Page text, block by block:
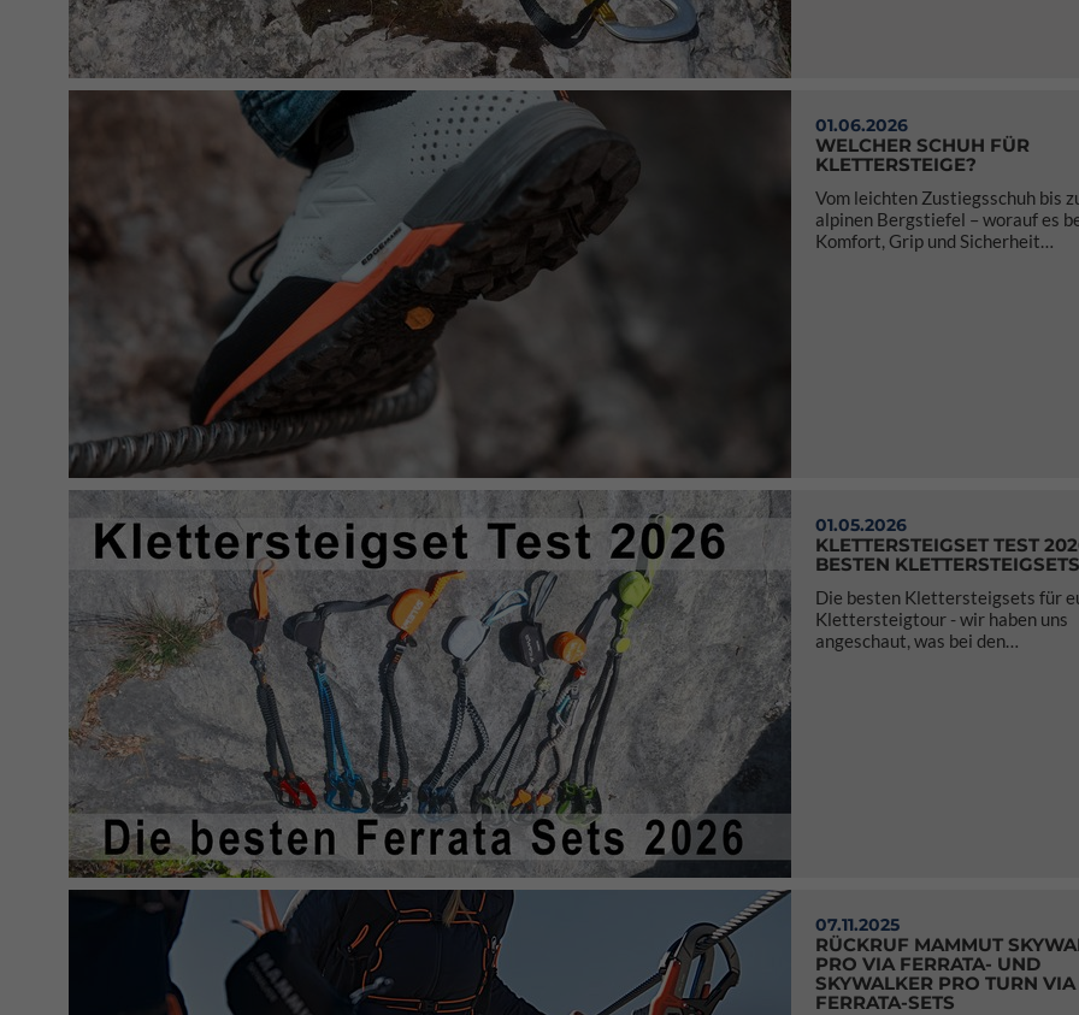
01.06.2026
WELCHER SCHUH FÜR
KLETTERSTEIGE?
Vom leichten Zustiegsschuh bis
alpinen Bergstiefel – worauf es
Komfort, Grip und Sicherheit…
01.05.2026
KLETTERSTEIGSET TEST
BESTEN KLETTERSTEIGSETS
Die besten Klettersteigsets für
Klettersteigtour - wir haben uns
angeschaut, was bei den…
07.11.2025
RÜCKRUF MAMMUT
PRO VIA FERRATA- UND
SKYWALKER PRO TURN VIA
FERRATA-SETS